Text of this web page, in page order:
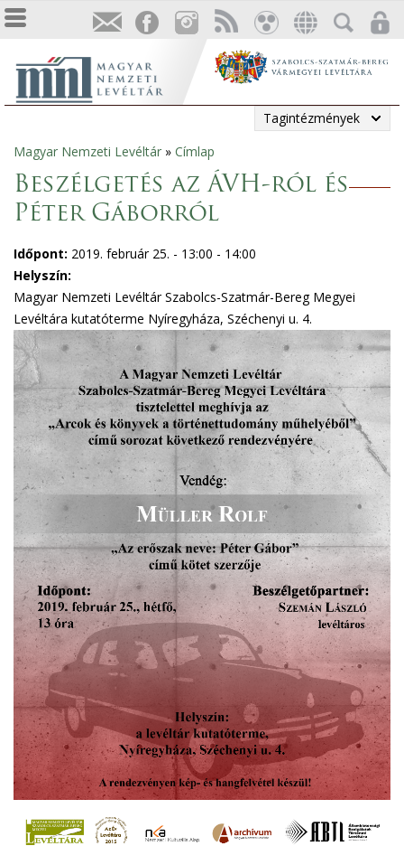
Tagintézmények
Jelenlegi
hely
Magyar Nemzeti Levéltár » Címlap
Beszélgetés az ÁVH-ról és
Péter Gáborról
Időpont: 2019. február 25. - 13:00 - 14:00
Helyszín:
Magyar Nemzeti Levéltár Szabolcs-Szatmár-Bereg Megyei
Levéltára kutatóterme Nyíregyháza, Széchenyi u. 4.